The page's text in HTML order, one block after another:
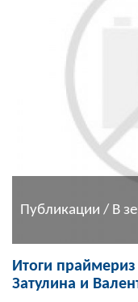
Публикации / В
Итоги праймериз
Затулина и